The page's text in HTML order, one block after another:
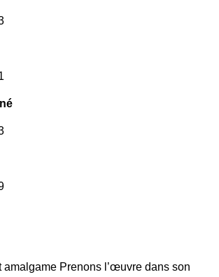
amalgame Prenons l’œuvre dans son